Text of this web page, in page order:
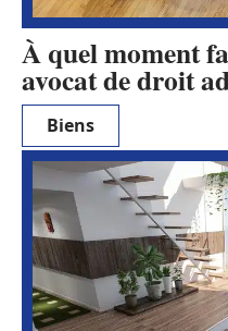
À quel moment
avocat de droit
Biens